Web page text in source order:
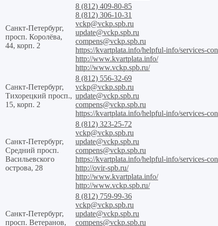
Санкт-Петербург,
просп. Королёва,
44, корп. 2
8 (812) 409-80-85
8 (812) 306-10-31
vckp@vckp.spb.ru
update@vckp.spb.ru
compens@vckp.spb.ru
https://kvartplata.info/helpful-info/services-
http://www.kvartplata.info/
http://www.vckp.spb.ru/
Санкт-Петербург,
Тихорецкий просп.,
15, корп. 2
8 (812) 556-32-69
vckp@vckp.spb.ru
update@vckp.spb.ru
compens@vckp.spb.ru
https://kvartplata.info/helpful-info/services-
Санкт-Петербург,
Средний просп.
Васильевского
острова, 28
8 (812) 323-25-72
vckp@vckp.spb.ru
update@vckp.spb.ru
compens@vckp.spb.ru
https://kvartplata.info/helpful-info/services-
http://ovir-spb.ru/
http://www.kvartplata.info/
http://www.vckp.spb.ru/
Санкт-Петербург,
просп. Ветеранов,
8 (812) 759-99-36
vckp@vckp.spb.ru
update@vckp.spb.ru
compens@vckp.spb.ru